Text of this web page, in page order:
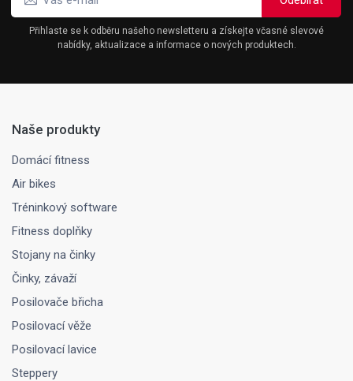
Přihlaste se k odběru našeho newsletteru a získejte včasné slevové
nabídky, aktualizace a informace o nových produktech.
Naše produkty
Domácí fitness
Air bikes
Tréninkový software
Fitness doplňky
Stojany na činky
Činky, závaží
Posilovače břicha
Posilovací věže
Posilovací lavice
Steppery